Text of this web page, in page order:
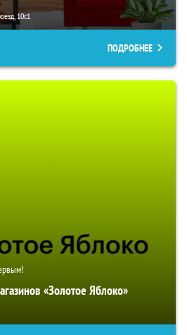
10с1
ПОДРОБНЕЕ
«Золотое Яблоко»